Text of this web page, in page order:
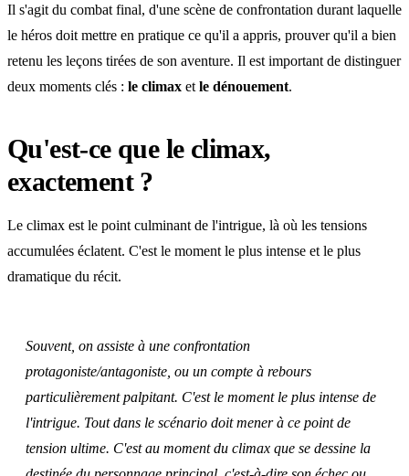
Il s'agit du combat final, d'une scène de confrontation durant laquelle
le héros doit mettre en pratique ce qu'il a appris, prouver qu'il a bien
retenu les leçons tirées de son aventure. Il est important de distinguer
deux moments clés : le climax et le dénouement.
Qu'est-ce que le climax,
exactement ?
Le climax est le point culminant de l'intrigue, là où les tensions
accumulées éclatent. C'est le moment le plus intense et le plus
dramatique du récit.
Souvent, on assiste à une confrontation
protagoniste/antagoniste, ou un compte à rebours
particulièrement palpitant. C'est le moment le plus intense de
l'intrigue. Tout dans le scénario doit mener à ce point de
tension ultime. C'est au moment du climax que se dessine la